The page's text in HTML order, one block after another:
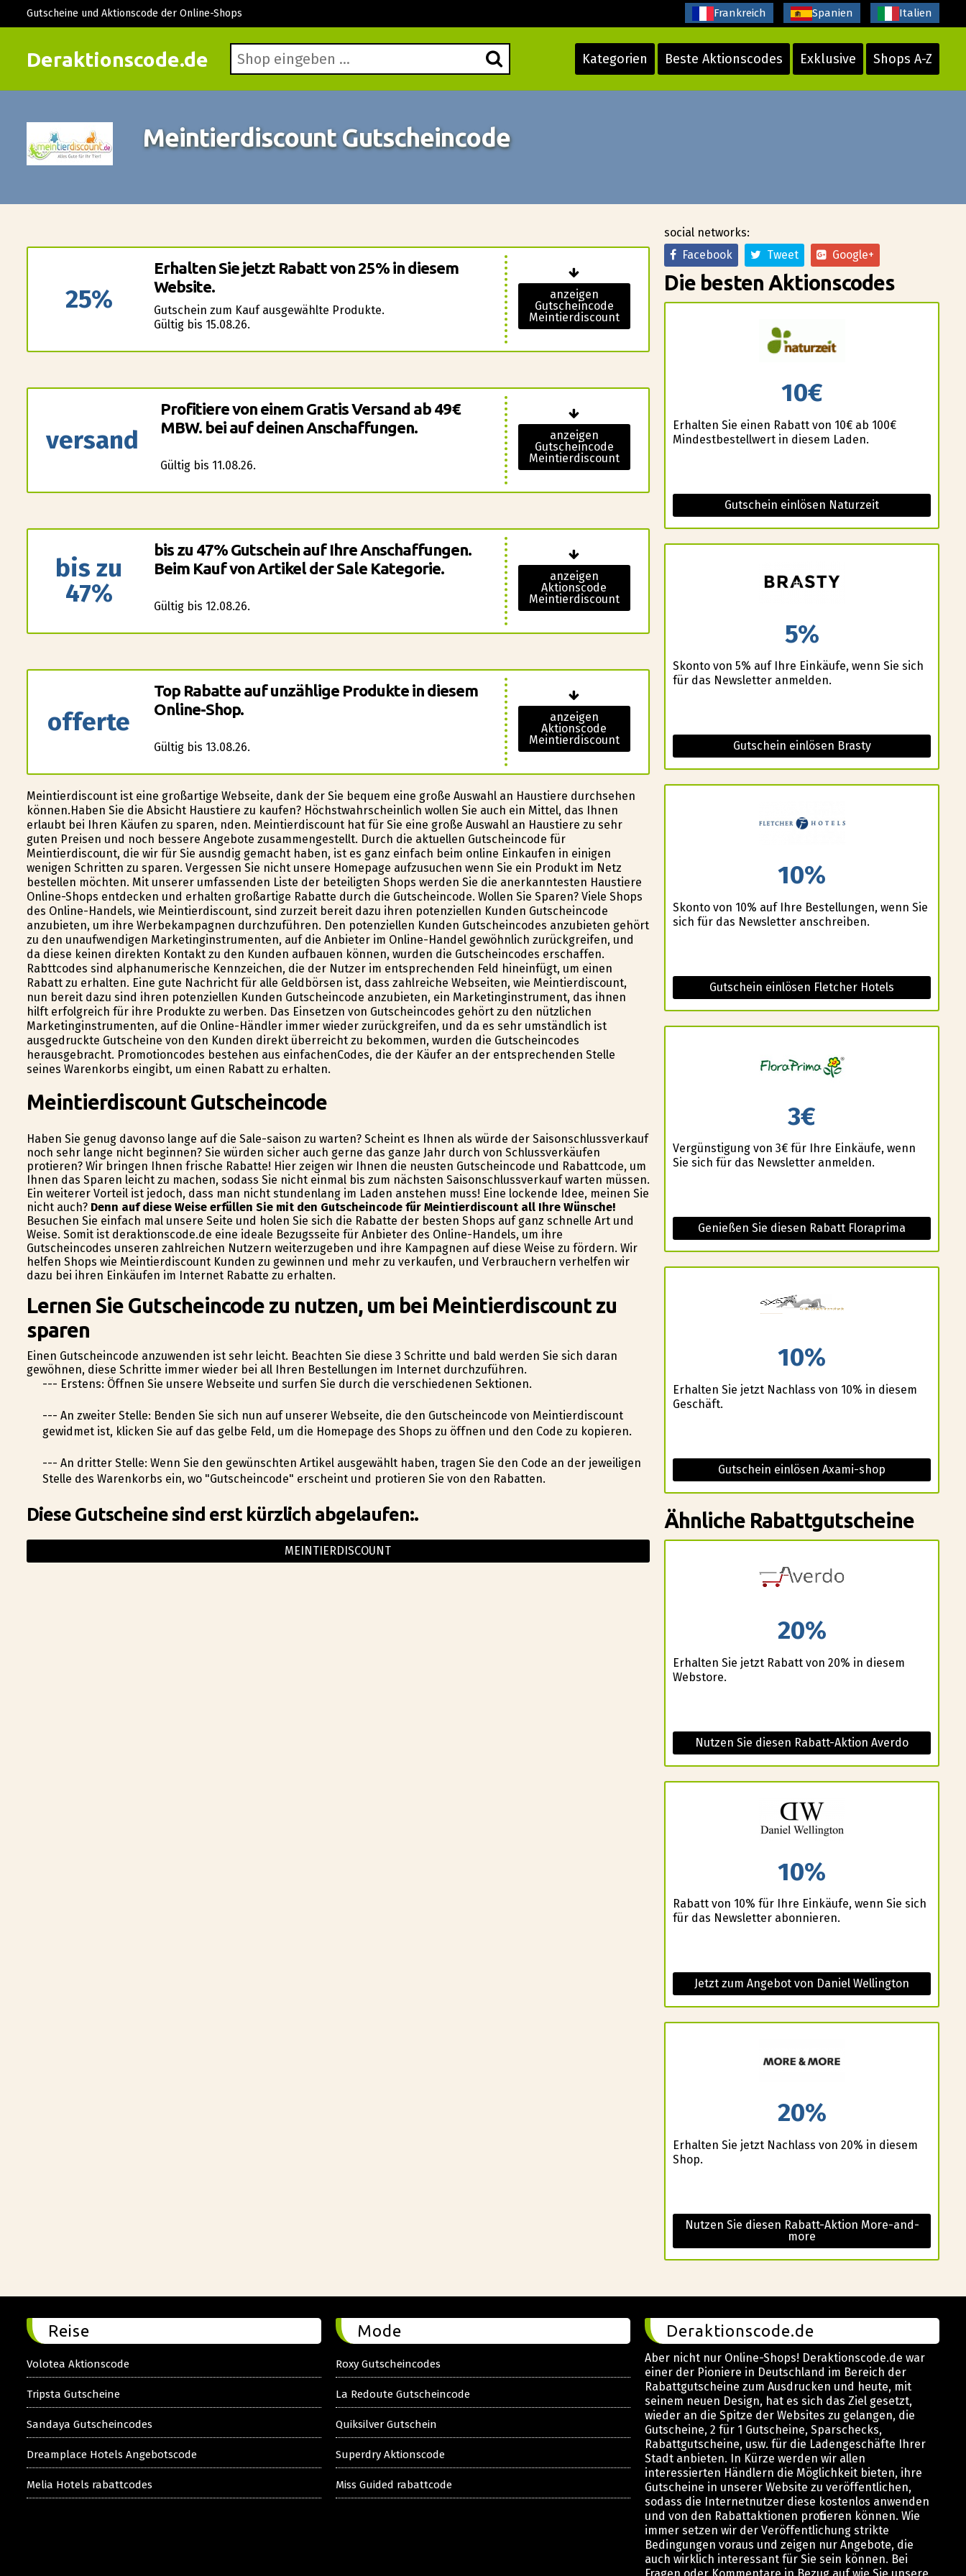
Deraktionscode.de Kategorien Beste Aktionscodes Exklusive Shops A-Z
Gutscheine und Aktionscode der Online-Shops Frankreich Spanien Italien
Meintierdiscount Gutscheincode
25%
Erhalten Sie jetzt Rabatt von 25% in diesem
Website.
Gutschein zum Kauf ausgewählte Produkte.
Gültig bis 15.08.26.
anzeigen
Gutscheincode
Meintierdiscount
versand
Profitiere von einem Gratis Versand ab 49€
MBW. bei auf deinen Anschaffungen.
Gültig bis 11.08.26.
anzeigen
Gutscheincode
Meintierdiscount
bis zu
47%
bis zu 47% Gutschein auf Ihre Anschaffungen.
Beim Kauf von Artikel der Sale Kategorie.
Gültig bis 12.08.26.
anzeigen
Aktionscode
Meintierdiscount
offerte
Top Rabatte auf unzählige Produkte in diesem
Online-Shop.
Gültig bis 13.08.26.
anzeigen
Aktionscode
Meintierdiscount
Meintierdiscount ist eine großartige Webseite, dank der Sie bequem eine große Auswahl an Haustiere durchsehen
können.Haben Sie die Absicht Haustiere zu kaufen? Höchstwahrscheinlich wollen Sie auch ein Mittel, das Ihnen
erlaubt bei Ihren Käufen zu sparen, finden. Meintierdiscount hat für Sie eine große Auswahl an Haustiere zu sehr
guten Preisen und noch bessere Angebote zusammengestellt. Durch die aktuellen Gutscheincode für
Meintierdiscount, die wir für Sie ausfindig gemacht haben, ist es ganz einfach beim online Einkaufen in einigen
wenigen Schritten zu sparen. Vergessen Sie nicht unsere Homepage aufzusuchen wenn Sie ein Produkt im Netz
bestellen möchten. Mit unserer umfassenden Liste der beteiligten Shops werden Sie die anerkanntesten Haustiere
Online-Shops entdecken und erhalten großartige Rabatte durch die Gutscheincode. Wollen Sie Sparen? Viele Shops
des Online-Handels, wie Meintierdiscount, sind zurzeit bereit dazu ihren potenziellen Kunden Gutscheincode
anzubieten, um ihre Werbekampagnen durchzuführen. Den potenziellen Kunden Gutscheincodes anzubieten gehört
zu den unaufwendigen Marketinginstrumenten, auf die Anbieter im Online-Handel gewöhnlich zurückgreifen, und
da diese keinen direkten Kontakt zu den Kunden aufbauen können, wurden die Gutscheincodes erschaffen.
Rabttcodes sind alphanumerische Kennzeichen, die der Nutzer im entsprechenden Feld hineinfügt, um einen
Rabatt zu erhalten. Eine gute Nachricht für alle Geldbörsen ist, dass zahlreiche Webseiten, wie Meintierdiscount,
nun bereit dazu sind ihren potenziellen Kunden Gutscheincode anzubieten, ein Marketinginstrument, das ihnen
hilft erfolgreich für ihre Produkte zu werben. Das Einsetzen von Gutscheincodes gehört zu den nützlichen
Marketinginstrumenten, auf die Online-Händler immer wieder zurückgreifen, und da es sehr umständlich ist
ausgedruckte Gutscheine von den Kunden direkt überreicht zu bekommen, wurden die Gutscheincodes
herausgebracht. Promotioncodes bestehen aus einfachenCodes, die der Käufer an der entsprechenden Stelle
seines Warenkorbs eingibt, um einen Rabatt zu erhalten.
Meintierdiscount Gutscheincode
Haben Sie genug davonso lange auf die Sale-saison zu warten? Scheint es Ihnen als würde der Saisonschlussverkauf
noch sehr lange nicht beginnen? Sie würden sicher auch gerne das ganze Jahr durch von Schlussverkäufen
profitieren? Wir bringen Ihnen frische Rabatte! Hier zeigen wir Ihnen die neusten Gutscheincode und Rabattcode, um
Ihnen das Sparen leicht zu machen, sodass Sie nicht einmal bis zum nächsten Saisonschlussverkauf warten müssen.
Ein weiterer Vorteil ist jedoch, dass man nicht stundenlang im Laden anstehen muss! Eine lockende Idee, meinen Sie
nicht auch? Denn auf diese Weise erfüllen Sie mit den Gutscheincode für Meintierdiscount all Ihre Wünsche!
Besuchen Sie einfach mal unsere Seite und holen Sie sich die Rabatte der besten Shops auf ganz schnelle Art und
Weise. Somit ist deraktionscode.de eine ideale Bezugsseite für Anbieter des Online-Handels, um ihre
Gutscheincodes unseren zahlreichen Nutzern weiterzugeben und ihre Kampagnen auf diese Weise zu fördern. Wir
helfen Shops wie Meintierdiscount Kunden zu gewinnen und mehr zu verkaufen, und Verbrauchern verhelfen wir
dazu bei ihren Einkäufen im Internet Rabatte zu erhalten.
Lernen Sie Gutscheincode zu nutzen, um bei Meintierdiscount zu
sparen
Einen Gutscheincode anzuwenden ist sehr leicht. Beachten Sie diese 3 Schritte und bald werden Sie sich daran
gewöhnen, diese Schritte immer wieder bei all Ihren Bestellungen im Internet durchzuführen.
--- Erstens: Öffnen Sie unsere Webseite und surfen Sie durch die verschiedenen Sektionen.
--- An zweiter Stelle: Befinden Sie sich nun auf unserer Webseite, die den Gutscheincode von Meintierdiscount
gewidmet ist, klicken Sie auf das gelbe Feld, um die Homepage des Shops zu öffnen und den Code zu kopieren.
--- An dritter Stelle: Wenn Sie den gewünschten Artikel ausgewählt haben, tragen Sie den Code an der jeweiligen
Stelle des Warenkorbs ein, wo "Gutscheincode" erscheint und profitieren Sie von den Rabatten.
Diese Gutscheine sind erst kürzlich abgelaufen:.
MEINTIERDISCOUNT
social networks:
Facebook
Tweet Google+
Die besten Aktionscodes
10€
Erhalten Sie einen Rabatt von 10€ ab 100€
Mindestbestellwert in diesem Laden.
Gutschein einlösen Naturzeit
5%
Skonto von 5% auf Ihre Einkäufe, wenn Sie sich
für das Newsletter anmelden.
Gutschein einlösen Brasty
10%
Skonto von 10% auf Ihre Bestellungen, wenn Sie
sich für das Newsletter anschreiben.
Gutschein einlösen Fletcher Hotels
3€
Vergünstigung von 3€ für Ihre Einkäufe, wenn
Sie sich für das Newsletter anmelden.
Genießen Sie diesen Rabatt Floraprima
10%
Erhalten Sie jetzt Nachlass von 10% in diesem
Geschäft.
Gutschein einlösen Axami-shop
Ähnliche Rabattgutscheine
20%
Erhalten Sie jetzt Rabatt von 20% in diesem
Webstore.
Nutzen Sie diesen Rabatt-Aktion Averdo
10%
Rabatt von 10% für Ihre Einkäufe, wenn Sie sich
für das Newsletter abonnieren.
Jetzt zum Angebot von Daniel Wellington
20%
Erhalten Sie jetzt Nachlass von 20% in diesem
Shop.
Nutzen Sie diesen Rabatt-Aktion More-and-
more
Reise
Volotea Aktionscode
Tripsta Gutscheine
Sandaya Gutscheincodes
Dreamplace Hotels Angebotscode
Melia Hotels rabattcodes
Mode
Roxy Gutscheincodes
La Redoute Gutscheincode
Quiksilver Gutschein
Superdry Aktionscode
Miss Guided rabattcode
Deraktionscode.de
Aber nicht nur Online-Shops! Deraktionscode.de war
einer der Pioniere in Deutschland im Bereich der
Rabattgutscheine zum Ausdrucken und heute, mit
seinem neuen Design, hat es sich das Ziel gesetzt,
wieder an die Spitze der Websites zu gelangen, die
Gutscheine, 2 für 1 Gutscheine, Sparschecks,
Rabattgutscheine, usw. für die Ladengeschäfte Ihrer
Stadt anbieten. In Kürze werden wir allen
interessierten Händlern die Möglichkeit bieten, ihre
Gutscheine in unserer Website zu veröffentlichen,
sodass die Internetnutzer diese kostenlos anwenden
und von den Rabattaktionen profitieren können. Wie
immer setzen wir der Veröffentlichung strikte
Bedingungen voraus und zeigen nur Angebote, die
auch wirklich interessant für Sie sein können. Bei